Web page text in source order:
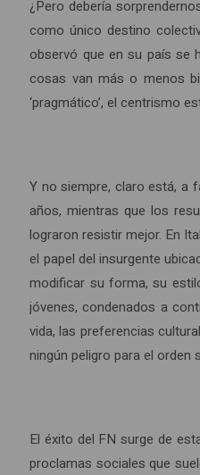
¿Pero debería
como único destino
observó que en su país se
cosas van más o menos
‘pragmático’, el centrismo
Y no siempre, claro está, a
años, mientras que los
lograron resistir mejor. En
el papel del insurgente
modificar su forma, su
jóvenes, condenados a
vida, las preferencias
ningún peligro para el orden
El éxito del FN surge de
proclamas sociales que